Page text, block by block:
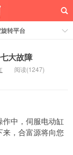
转平台
大故障
阅读(1247)
中，伺服电动缸
，合富源将向您